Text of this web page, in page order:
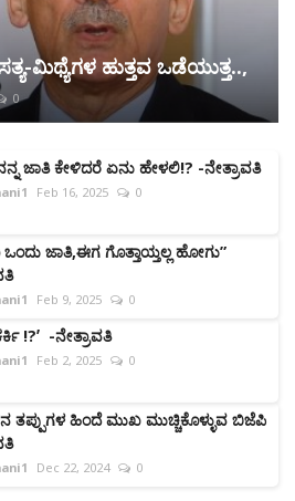
ಮಿಥ್ಯೆಗಳ ಹುತ್ತವ ಒಡೆಯುತ್ತ..,
0
ಜಾತಿ ಕೇಳಿದರೆ ಏನು ಹೇಳಲಿ!? -ನೇತ್ರಾವತಿ
Feb 16, 2025 0
ಜಾತಿ,ಈಗ ಗೊತ್ತಾಯ್ತಲ್ಲ ಹೋಗು”
Feb 9, 2025 0
!?ʼ -ನೇತ್ರಾವತಿ
Feb 2, 2025 0
ತಪ್ಪುಗಳ ಹಿಂದೆ ಮುಖ ಮುಚ್ಚಿಕೊಳ್ಳುವ ಬಿಜೆಪಿ
Dec 22, 2024 0